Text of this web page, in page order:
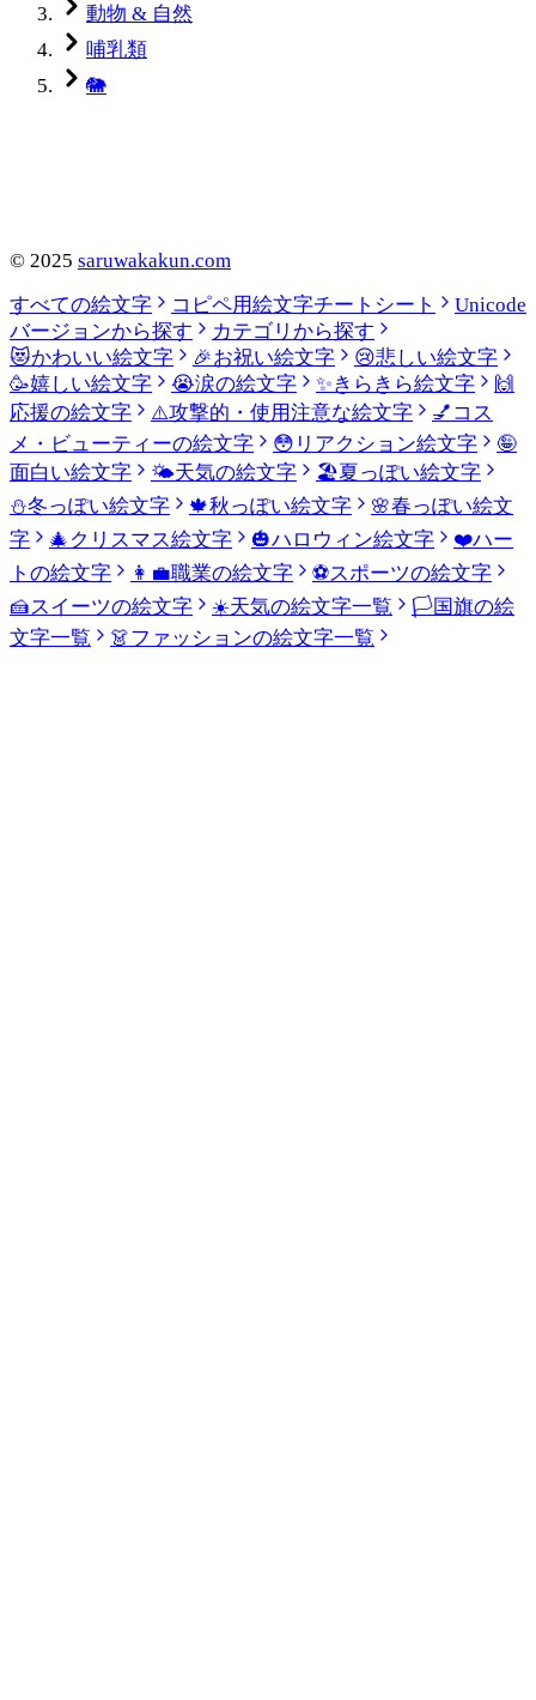
動物 & 自然
哺乳類
🐘
© 2025 saruwakakun.com
すべての絵文字
コピペ用絵文字チートシート
Unicode
バージョンから探す
カテゴリから探す
😻かわいい絵文字 🎉お祝い絵文字 😢悲しい絵文字
🥳嬉しい絵文字 😭涙の絵文字 ✨きらきら絵文字
🙌
応援の絵文字
⚠️攻撃的・使用注意な絵文字 💅 コス
メ・ビューティーの絵文字
😳 リアクション絵文字
🤪
面白い絵文字
🌤️天気の絵文字 🏖️夏っぽい絵文字
⛄冬っぽい絵文字 🍁秋っぽい絵文字 🌸春っぽい絵文
字
🎄 クリスマス絵文字 🎃ハロウィン絵文字 ❤️ハー
トの絵文字
👩‍💼職業の絵文字 ⚽スポーツの絵文字
🍰スイーツの絵文字 ☀️天気の絵文字一覧 🏳️国旗の絵
文字一覧
👗ファッションの絵文字一覧